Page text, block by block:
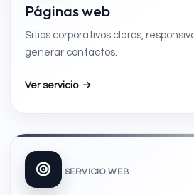
Páginas web
Sitios corporativos claros,
generar contactos.
Ver servicio
SERVICIO WEB